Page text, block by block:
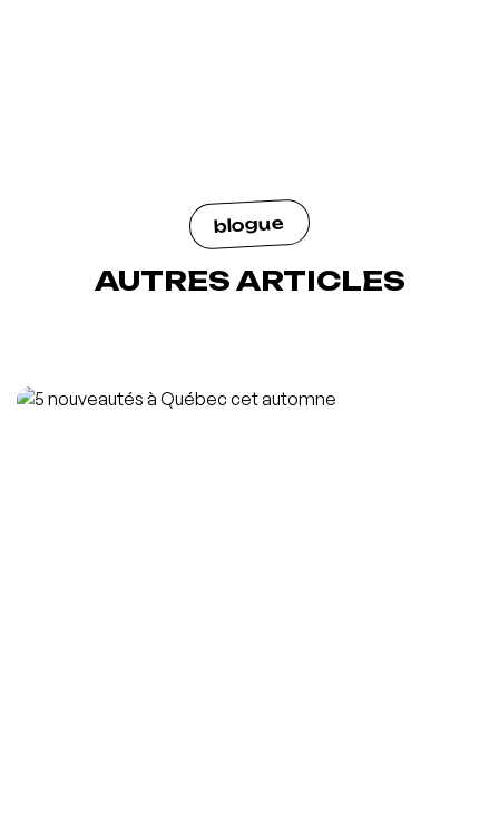
blogue
AUTRES ARTICLES